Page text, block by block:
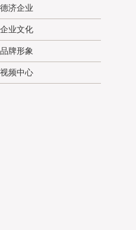
德济企业
企业文化
品牌形象
视频中心